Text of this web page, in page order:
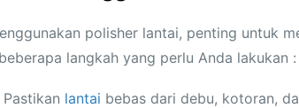
polisher lantai, penting untuk
langkah yang perlu Anda lakukan :
Pastikan lantai bebas dari debu, kotoran,